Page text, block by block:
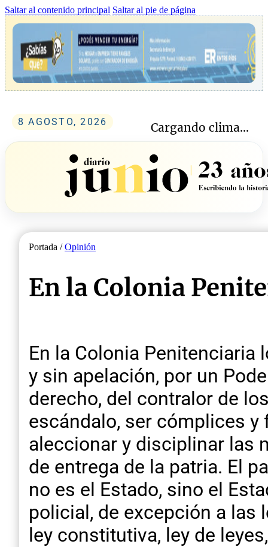
Saltar al contenido principal Saltar al pie de página
8 AGOSTO, 2026 Cargando clima...
Portada /Opinión
En la Colonia
En la Colonia
y sin apelación, por un
derecho, del contralor de
escándalo, ser cómplices
aleccionar y disciplinar las
de entrega de la patria. El
no es el Estado, sino el
policial, de excepción a las
ley constitutiva, ley de